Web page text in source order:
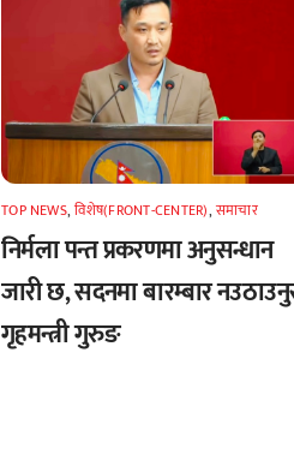
TOP NEWS,विशेष(FRONT-CENTER),समाचार
निर्मला पन्त प्रकरणमा अनुसन्धान
जारी छ, सदनमा बारम्बार
गृहमन्त्री गुरुङ